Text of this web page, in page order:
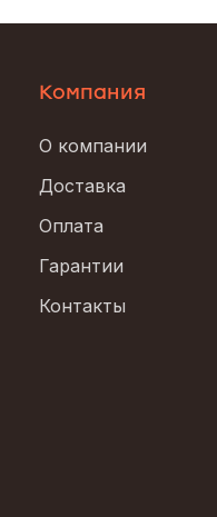
Компания
О компании
Доставка
Оплата
Гарантии
Контакты